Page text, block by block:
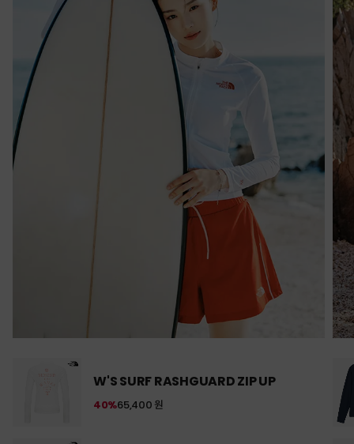
W'S SURF RASHGUARD ZIP UP
65,400 원
40%